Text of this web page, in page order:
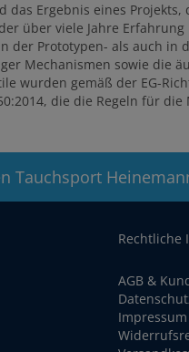
das Ergebnis eines
über viele Jahre
der Prototypen- als auch
Mechanismen sowie die
wurden gemäß der EG-
die die Regeln für
Tauchsport
Rechtliche
AGB &
Impressum